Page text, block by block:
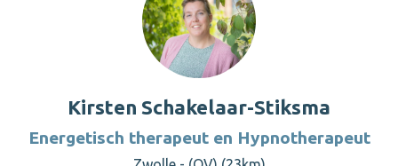
Kirsten Schakelaar-Stiksma
Energetisch therapeut en Hypnotherapeut